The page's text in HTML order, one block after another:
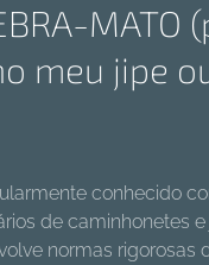
MATO
meu jipe
conhecido
de caminhonetes e
normas rigorosas